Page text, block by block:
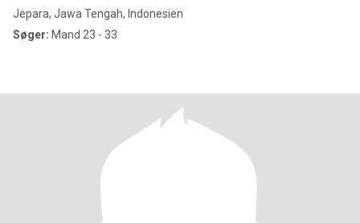
Jepara, Jawa Tengah, Indonesien
Søger: Mand 23 - 33